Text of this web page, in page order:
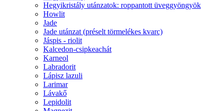
Hegyikristály utánzatok: roppantott üveggyöngyök
Howlit
Jade
Jade utánzat (préselt törmelékes kvarc)
Jáspis - riolit
Kalcedon-csipkeachát
Karneol
Labradorit
Lápisz lazuli
Larimar
Lávakő
Lepidolit